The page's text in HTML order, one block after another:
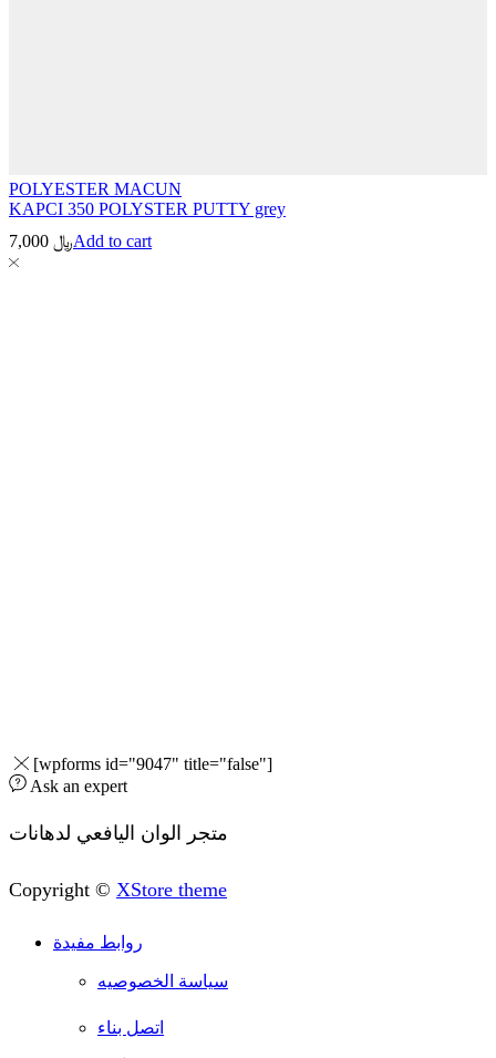
POLYESTER MACUN
KAPCI 350 POLYSTER PUTTY grey
﷼Add to cart
[wpforms id="9047" title="false"]
Ask an expert
متجر الوان اليافعي لدهانات
Copyright © XStore theme
روابط مفيدة
سياسة الخصوصيه
اتصل بناء